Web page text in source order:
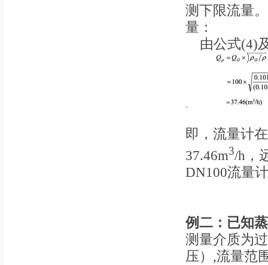
测下限流量
量：
由公式(4)
即，流量计
37.46m3/h，
DN100流量
例二 ：已知
测量介质为
压）,流量范